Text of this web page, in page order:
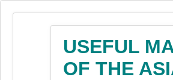
USEFUL
OF THE